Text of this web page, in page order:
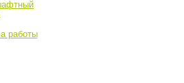
работы